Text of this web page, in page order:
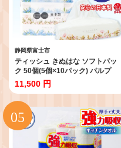
静岡県富士市
ティッシュ きぬはな ソフトパッ
ク 50個(5個×10パック) パルプ
100％ コンパクト ティッシュ 箱
なし フィルム包装 ティッシュペ
ーパー 花柄 富士山の天然水 ティ
ッシュ 国産 防災 ティッシュペー
パー 備蓄 日用品 生活用品 消耗品
静岡県 富士市 [sf002-387]
11,500 円